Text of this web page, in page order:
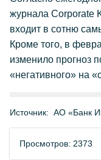
журнала Corporate
входит в сотню
Кроме того, в
изменило прогноз
«негативного» на
Источник: АО «Банк
Просмотров: 2373